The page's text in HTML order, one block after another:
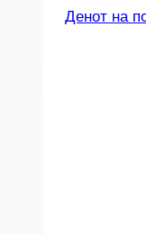
Денот на